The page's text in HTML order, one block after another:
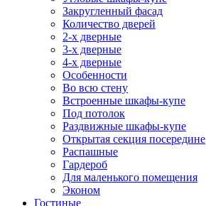
Закругленный фасад
Количество дверей
2-х дверные
3-х дверные
4-х дверные
Особенности
Во всю стену
Встроенные шкафы-купе
Под потолок
Раздвижные шкафы-купе
Открытая секция посередине
Распашные
Гардероб
Для маленького помещения
Эконом
Гостиные